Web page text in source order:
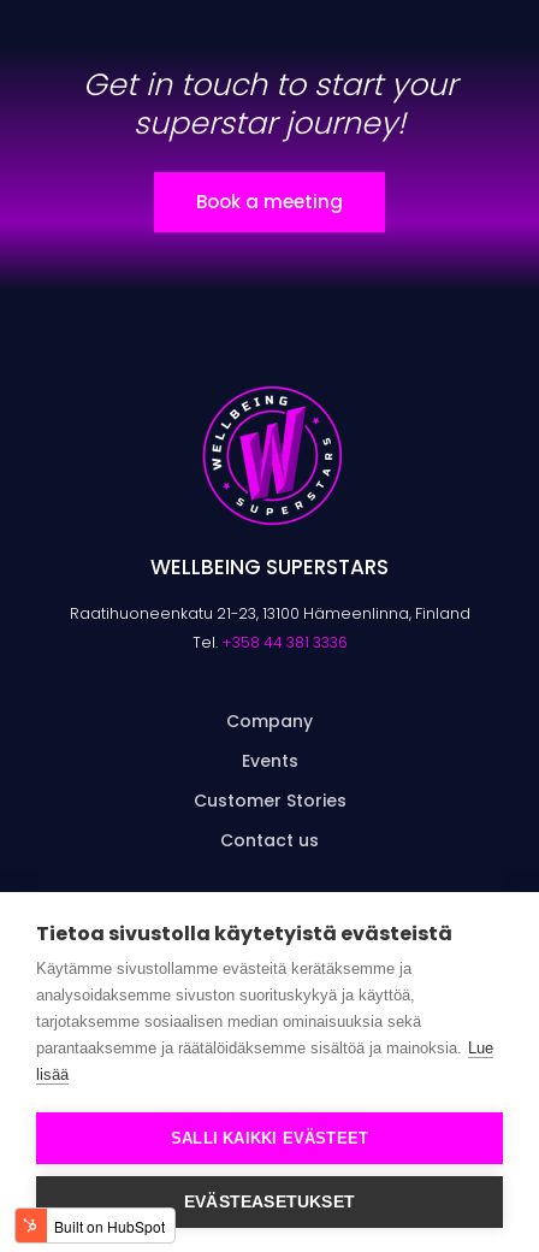
Get in touch to start your
superstar journey!
Book a meeting
WELLBEING SUPERSTARS
Raatihuoneenkatu 21-23, 13100 Hämeenlinna, Finland
Tel. +358 44 381 3336
Company
Events
Customer Stories
Contact us
Get started
Tietoa sivustolla käytetyistä evästeistä
Käytämme sivustollamme evästeitä kerätäksemme ja
analysoidaksemme sivuston suorituskykyä ja käyttöä,
tarjotaksemme sosiaalisen median ominaisuuksia sekä
parantaaksemme ja räätälöidäksemme sisältöä ja mainoksia. Lue
lisää
SALLI KAIKKI EVÄSTEET
EVÄSTEASETUKSET